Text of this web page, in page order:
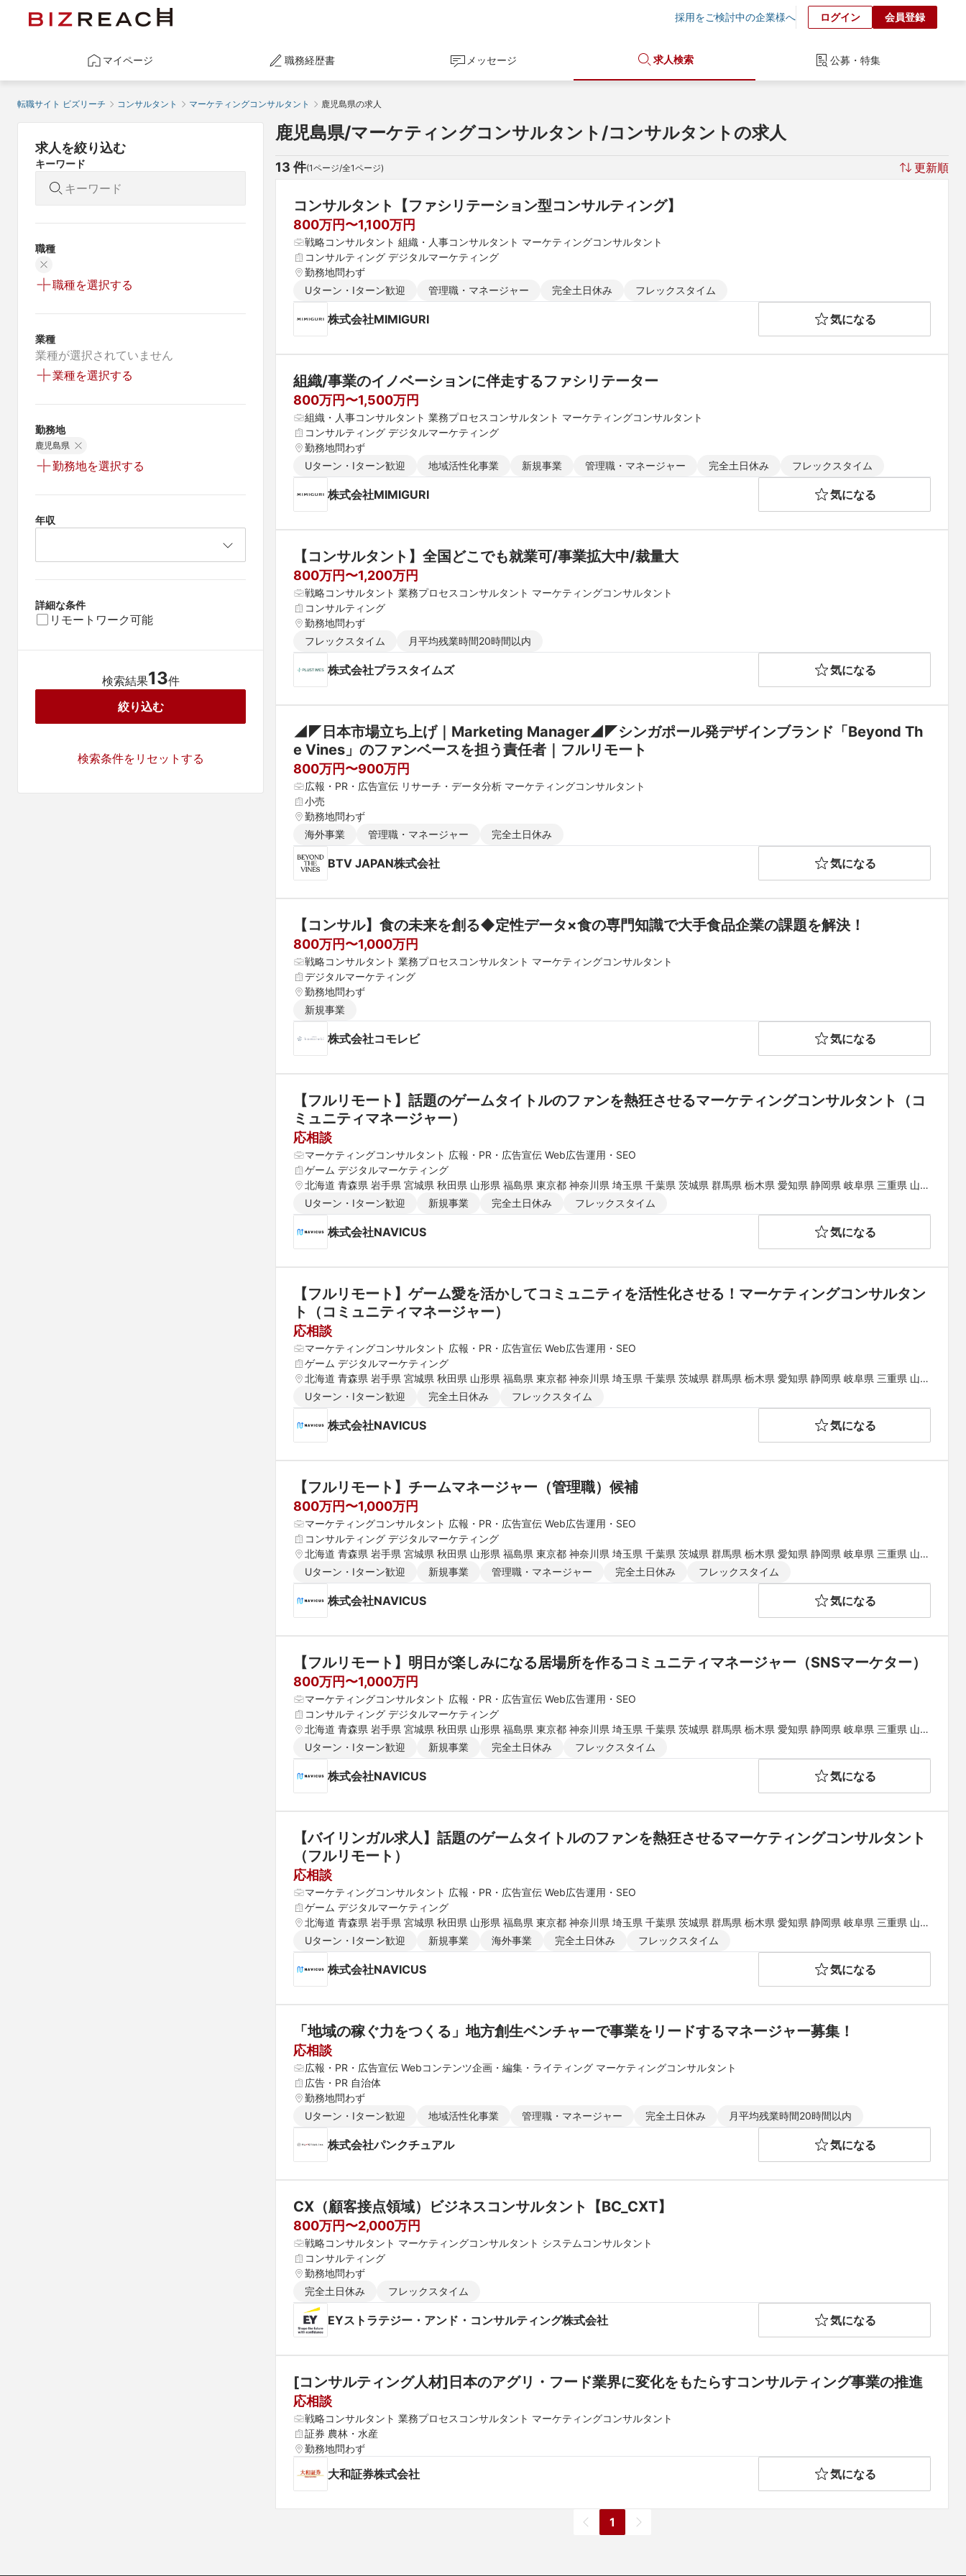
採用をご検討中の企業様へ ログイン 会員登録
マイページ 職務経歴書 メッセージ 求人検索 公募・特集
転職サイト ビズリーチ コンサルタント マーケティングコンサルタント 鹿児島県の求人
求人を絞り込む
キーワード
職種
職種を選択する
業種
業種が選択されていません
業種を選択する
勤務地
鹿児島県
勤務地を選択する
年収
詳細な条件
リモートワーク可能
検索結果13件
絞り込む
検索条件をリセットする
鹿児島県/マーケティングコンサルタント/コンサルタントの求人
13 件(1ページ/全1ページ) 更新順
コンサルタント【ファシリテーション型コンサルティング】
800万円〜1,100万円
戦略コンサルタント 組織・人事コンサルタント マーケティングコンサルタント
コンサルティング デジタルマーケティング
勤務地問わず
Uターン・Iターン歓迎
管理職・マネージャー 完全土日休み フレックスタイム
株式会社MIMIGURI 気になる
組織/事業のイノベーションに伴走するファシリテーター
800万円〜1,500万円
組織・人事コンサルタント 業務プロセスコンサルタント マーケティングコンサルタント
コンサルティング デジタルマーケティング
勤務地問わず
Uターン・Iターン歓迎
地域活性化事業 新規事業 管理職・マネージャー 完全土日休み フレックスタイム
株式会社MIMIGURI 気になる
【コンサルタント】全国どこでも就業可/事業拡大中/裁量大
800万円〜1,200万円
戦略コンサルタント 業務プロセスコンサルタント マーケティングコンサルタント
コンサルティング
勤務地問わず
フレックスタイム
月平均残業時間20時間以内
株式会社プラスタイムズ 気になる
◢◤日本市場立ち上げ｜Marketing Manager◢◤シンガポール発デザインブランド「Beyond Th
e Vines」のファンベースを担う責任者｜フルリモート
800万円〜900万円
広報・PR・広告宣伝 リサーチ・データ分析 マーケティングコンサルタント
小売
勤務地問わず
海外事業
管理職・マネージャー 完全土日休み
BTV JAPAN株式会社 気になる
【コンサル】食の未来を創る◆定性データ×食の専門知識で大手食品企業の課題を解決！
800万円〜1,000万円
戦略コンサルタント 業務プロセスコンサルタント マーケティングコンサルタント
デジタルマーケティング
勤務地問わず
新規事業
株式会社コモレビ 気になる
【フルリモート】話題のゲームタイトルのファンを熱狂させるマーケティングコンサルタント（コ
ミュニティマネージャー）
応相談
マーケティングコンサルタント 広報・PR・広告宣伝 Web広告運用・SEO
ゲーム デジタルマーケティング
北海道 青森県 岩手県 宮城県 秋田県 山形県 福島県 東京都 神奈川県 埼玉県 千葉県 茨城県 群馬県 栃木県 愛知県 静岡県 岐阜県 三重県 山梨
県 新潟県 富山県 石川県 福井県 長野県 大阪府 京都府 兵庫県 滋賀県 奈良県 和歌山県 鳥取県 島根県 岡山県 広島県 山口県 徳島県 香川県
愛媛県 高知県 福岡県 佐賀県 長崎県 熊本県 大分県 宮崎県 鹿児島県 沖縄県
Uターン・Iターン歓迎 新規事業 完全土日休み フレックスタイム
株式会社NAVICUS 気になる
【フルリモート】ゲーム愛を活かしてコミュニティを活性化させる！マーケティングコンサルタン
ト（コミュニティマネージャー）
応相談
マーケティングコンサルタント 広報・PR・広告宣伝 Web広告運用・SEO
ゲーム デジタルマーケティング
北海道 青森県 岩手県 宮城県 秋田県 山形県 福島県 東京都 神奈川県 埼玉県 千葉県 茨城県 群馬県 栃木県 愛知県 静岡県 岐阜県 三重県 山梨
県 新潟県 富山県 石川県 福井県 長野県 大阪府 京都府 兵庫県 滋賀県 奈良県 和歌山県 鳥取県 島根県 岡山県 広島県 山口県 徳島県 香川県
愛媛県 高知県 福岡県 佐賀県 長崎県 熊本県 大分県 宮崎県 鹿児島県 沖縄県
Uターン・Iターン歓迎 完全土日休み フレックスタイム
株式会社NAVICUS 気になる
【フルリモート】チームマネージャー（管理職）候補
800万円〜1,000万円
マーケティングコンサルタント 広報・PR・広告宣伝 Web広告運用・SEO
コンサルティング デジタルマーケティング
北海道 青森県 岩手県 宮城県 秋田県 山形県 福島県 東京都 神奈川県 埼玉県 千葉県 茨城県 群馬県 栃木県 愛知県 静岡県 岐阜県 三重県 山梨
県 新潟県 富山県 石川県 福井県 長野県 大阪府 京都府 兵庫県 滋賀県 奈良県 和歌山県 鳥取県 島根県 岡山県 広島県 山口県 徳島県 香川県
愛媛県 高知県 福岡県 佐賀県 長崎県 熊本県 大分県 宮崎県 鹿児島県 沖縄県
Uターン・Iターン歓迎 新規事業 管理職・マネージャー 完全土日休み フレックスタイム
株式会社NAVICUS 気になる
【フルリモート】明日が楽しみになる居場所を作るコミュニティマネージャー（SNSマーケター）
800万円〜1,000万円
マーケティングコンサルタント 広報・PR・広告宣伝 Web広告運用・SEO
コンサルティング デジタルマーケティング
北海道 青森県 岩手県 宮城県 秋田県 山形県 福島県 東京都 神奈川県 埼玉県 千葉県 茨城県 群馬県 栃木県 愛知県 静岡県 岐阜県 三重県 山梨
県 新潟県 富山県 石川県 福井県 長野県 大阪府 京都府 兵庫県 滋賀県 奈良県 和歌山県 鳥取県 島根県 岡山県 広島県 山口県 徳島県 香川県
愛媛県 高知県 福岡県 佐賀県 長崎県 熊本県 大分県 宮崎県 鹿児島県 沖縄県
Uターン・Iターン歓迎 新規事業 完全土日休み フレックスタイム
株式会社NAVICUS 気になる
【バイリンガル求人】話題のゲームタイトルのファンを熱狂させるマーケティングコンサルタント
（フルリモート）
応相談
マーケティングコンサルタント 広報・PR・広告宣伝 Web広告運用・SEO
ゲーム デジタルマーケティング
北海道 青森県 岩手県 宮城県 秋田県 山形県 福島県 東京都 神奈川県 埼玉県 千葉県 茨城県 群馬県 栃木県 愛知県 静岡県 岐阜県 三重県 山梨
県 新潟県 富山県 石川県 福井県 長野県 大阪府 京都府 兵庫県 滋賀県 奈良県 和歌山県 鳥取県 島根県 岡山県 広島県 山口県 徳島県 香川県
愛媛県 高知県 福岡県 佐賀県 長崎県 熊本県 大分県 宮崎県 鹿児島県 沖縄県
Uターン・Iターン歓迎 新規事業 海外事業 完全土日休み フレックスタイム
株式会社NAVICUS 気になる
「地域の稼ぐ力をつくる」地方創生ベンチャーで事業をリードするマネージャー募集！
応相談
広報・PR・広告宣伝 Webコンテンツ企画・編集・ライティング マーケティングコンサルタント
広告・PR 自治体
勤務地問わず
Uターン・Iターン歓迎
地域活性化事業 管理職・マネージャー 完全土日休み 月平均残業時間20時間以内
株式会社パンクチュアル 気になる
CX（顧客接点領域）ビジネスコンサルタント【BC_CXT】
800万円〜2,000万円
戦略コンサルタント マーケティングコンサルタント システムコンサルタント
コンサルティング
勤務地問わず
完全土日休み
フレックスタイム
EYストラテジー・アンド・コンサルティング株式会社 気になる
[コンサルティング人材]日本のアグリ・フード業界に変化をもたらすコンサルティング事業の推進
応相談
戦略コンサルタント 業務プロセスコンサルタント マーケティングコンサルタント
証券 農林・水産
勤務地問わず
大和証券株式会社 気になる
1